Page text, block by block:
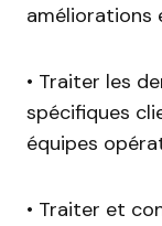
améliorations
• Traiter les
spécifiques
équipes
• Traiter et